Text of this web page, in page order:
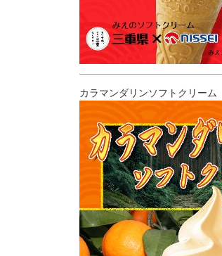
カラマンダリンソフトクリーム